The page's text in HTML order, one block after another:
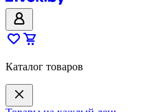
Каталог товаров